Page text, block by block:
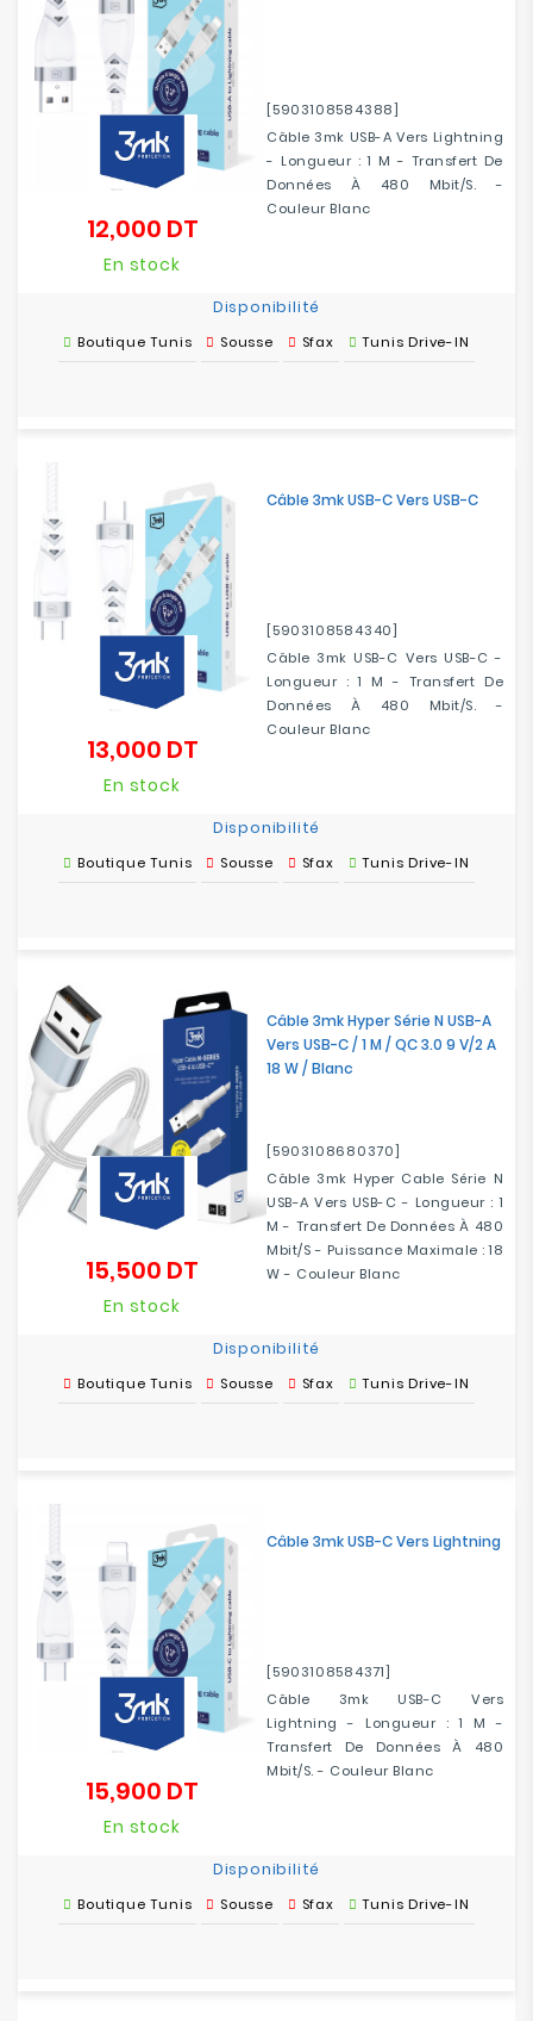
[5903108584388]
Câble 3mk USB-A Vers Lightning
- Longueur : 1 M - Transfert De
Données À 480 Mbit/s. -
Couleur Blanc
12,000 DTPrix
En stock
Disponibilité
Boutique Tunis Sousse Sfax Tunis Drive-IN
Câble 3mk USB-C Vers USB-C
[5903108584340]
Câble 3mk USB-C Vers USB-C -
Longueur : 1 M - Transfert De
Données À 480 Mbit/s. -
Couleur Blanc
13,000 DTPrix
En stock
Disponibilité
Boutique Tunis Sousse Sfax Tunis Drive-IN
Câble 3mk Hyper Série N USB-A
Vers USB-C / 1 M / QC 3.0 9 V/2 A
18 W / Blanc
[5903108680370]
Câble 3mk Hyper Cable Série N
USB-A Vers USB-C - Longueur : 1
M - Transfert De Données À 480
Mbit/s - Puissance Maximale : 18
W - Couleur Blanc
15,500 DT
En stock
Disponibilité
Boutique Tunis Sousse Sfax Tunis Drive-IN
Câble 3mk USB-C Vers Lightning
[5903108584371]
Câble 3mk USB-C Vers
Lightning - Longueur : 1 M -
Transfert De Données À 480
Mbit/s. - Couleur Blanc
15,900 DT
En stock
Disponibilité
Boutique Tunis Sousse Sfax Tunis Drive-IN